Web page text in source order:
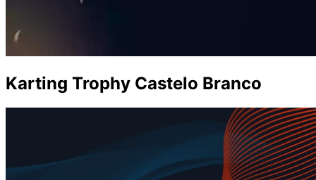
Karting Trophy Castelo Branco